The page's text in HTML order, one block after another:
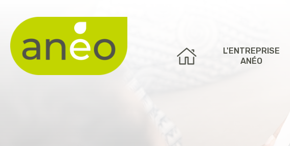
L'ENTREPRISE
ANÉO